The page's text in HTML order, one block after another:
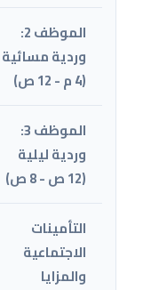
الموظف 2:
وردية مسائية
(4 م - 12 ص)
الموظف 3:
وردية ليلية
(12 ص - 8 ص)
التأمينات
الاجتماعية
والمزايا